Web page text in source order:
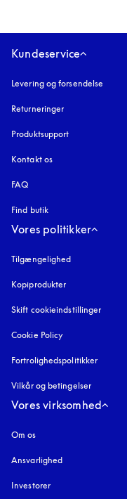
Kundeservice
Levering og forsendelse
Returneringer
Produktsupport
Kontakt os
FAQ
Find butik
Vores politikker
Tilgængelighed
Kopiprodukter
Skift cookieindstillinger
Cookie Policy
Fortrolighedspolitikker
Vilkår og betingelser
Vores virksomhed
Om os
Ansvarlighed
Investorer